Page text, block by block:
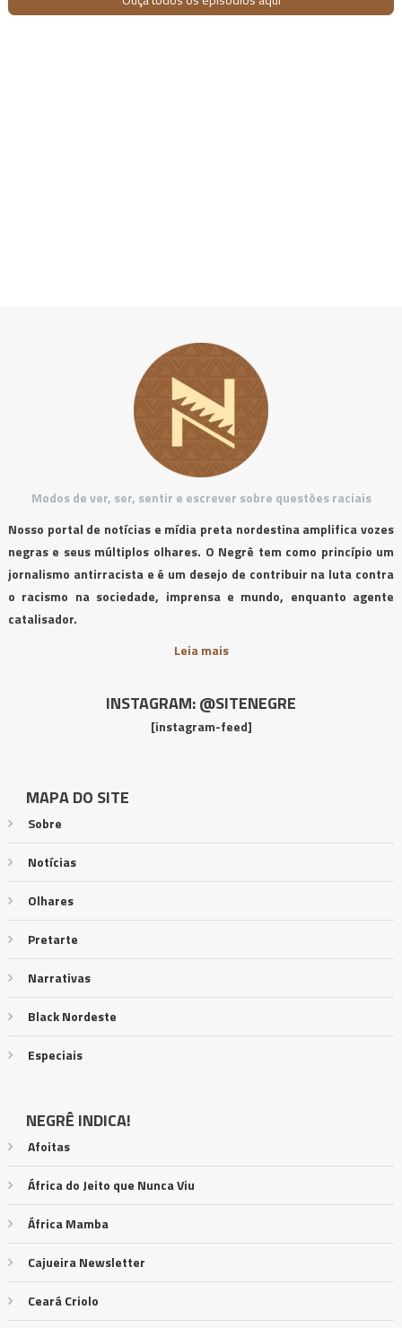
Modos de ver, ser, sentir e escrever sobre questões raciais
Nosso portal de notícias e mídia preta nordestina amplifica vozes
negras e seus múltiplos olhares. O Negrê tem como princípio um
jornalismo antirracista e é um desejo de contribuir na luta contra
o racismo na sociedade, imprensa e mundo, enquanto agente
catalisador.
Leia mais
INSTAGRAM: @SITENEGRE
[instagram-feed]
MAPA DO SITE
Sobre
Notícias
Olhares
Pretarte
Narrativas
Black Nordeste
Especiais
NEGRÊ INDICA!
Afoitas
África do Jeito que Nunca Viu
África Mamba
Cajueira Newsletter
Ceará Criolo